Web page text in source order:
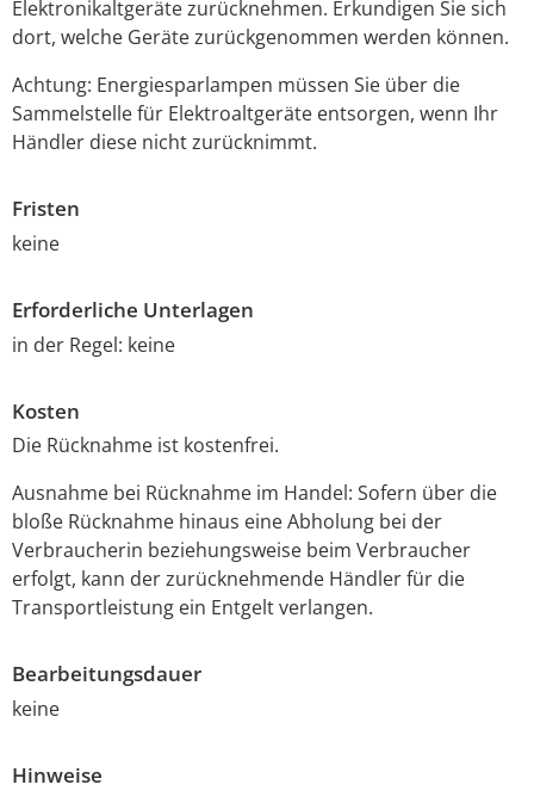
Elektronikaltgeräte zurücknehmen. Erkundigen Sie sich
dort, welche Geräte zurückgenommen werden können.
Achtung: Energiesparlampen müssen Sie über die
Sammelstelle für Elektroaltgeräte entsorgen, wenn Ihr
Händler diese nicht zurücknimmt.
Fristen
keine
Erforderliche Unterlagen
in der Regel: keine
Kosten
Die Rücknahme ist kostenfrei.
Ausnahme bei Rücknahme im Handel: Sofern über die
bloße Rücknahme hinaus eine Abholung bei der
Verbraucherin beziehungsweise beim Verbraucher
erfolgt, kann der zurücknehmende Händler für die
Transportleistung ein Entgelt verlangen.
Bearbeitungsdauer
keine
Hinweise